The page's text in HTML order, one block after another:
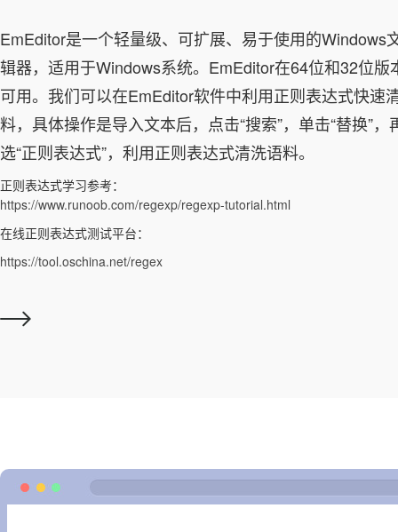
EmEditor是一个轻量级、可扩展、易于使用的Windows
辑器，适用于Windows系统。EmEditor在64位和32位版
可用。我们可以在EmEditor软件中利用正则表达式快速
料，具体操作是导入文本后，点击“搜索”，单击“替换”，
选“正则表达式”，利用正则表达式清洗语料。
正则表达式学习参考：
https://www.runoob.com/regexp/regexp-tutorial.html
在线正则表达式测试平台：
https://tool.oschina.net/regex